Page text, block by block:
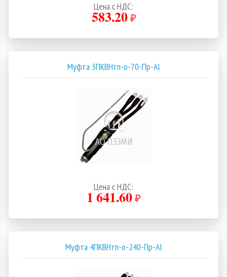
Цена с НДС:
583.20₽
Муфта 3ПКВНтп-о-70-Пр-Al
Цена с НДС:
1 641.60₽
Муфта 4ПКВНтп-о-240-Пр-Al